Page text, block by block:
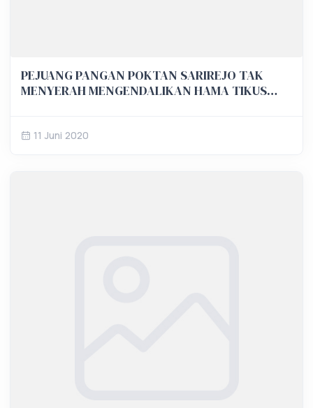
PEJUANG PANGAN POKTAN SARIREJO TAK
MENYERAH MENGENDALIKAN HAMA TIKUS
11 Juni 2020